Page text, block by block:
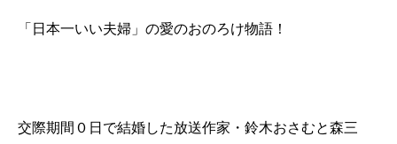
「日本一いい夫婦」の愛のおのろけ物語！
交際期間０日で結婚した放送作家・鈴木おさむと森三